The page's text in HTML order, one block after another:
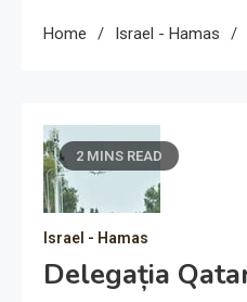
Home Israel - Hamas
2 MINS READ
Israel - Hamas
Delegația